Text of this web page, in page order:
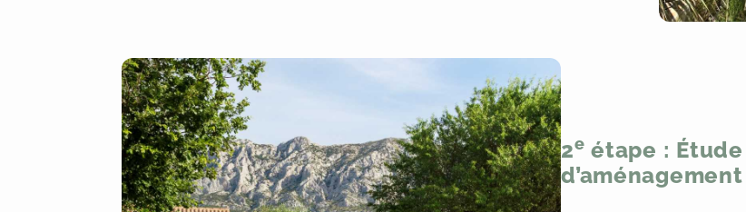
2e étape :